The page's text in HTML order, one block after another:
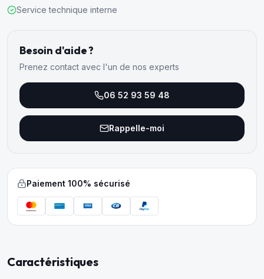
Service technique interne
Besoin d'aide ?
Prenez contact avec l'un de nos experts
06 52 93 59 48
Rappelle-moi
Paiement 100% sécurisé
Caractéristiques